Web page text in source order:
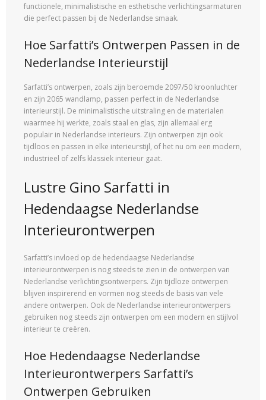
functionele, minimalistische en esthetische verlichtingsarmaturen
die perfect passen bij de Nederlandse smaak.
Hoe Sarfatti’s Ontwerpen Passen in de
Nederlandse Interieurstijl
Sarfatti’s ontwerpen, zoals zijn beroemde 2097/50 kroonluchter
en zijn 2065 wandlamp, passen perfect in de Nederlandse
interieurstijl. De minimalistische uitstraling en de materialen
waarmee hij werkte, zoals staal en glas, zijn allemaal erg
populair in Nederlandse interieurs. Zijn ontwerpen zijn ook
tijdloos en passen in elke interieurstijl, of het nu om een modern,
industrieel of zelfs klassiek interieur gaat.
Lustre Gino Sarfatti in
Hedendaagse Nederlandse
Interieurontwerpen
Sarfatti’s invloed op de hedendaagse Nederlandse
interieurontwerpen is nog steeds te zien in de ontwerpen van
Nederlandse verlichtingsontwerpers. Zijn tijdloze ontwerpen
blijven inspirerend en vormen nog steeds de basis van vele
andere ontwerpen. Ook de Nederlandse interieurontwerpers
gebruiken nog steeds zijn ontwerpen om een modern en stijlvol
interieur te creëren.
Hoe Hedendaagse Nederlandse
Interieurontwerpers Sarfatti’s
Ontwerpen Gebruiken